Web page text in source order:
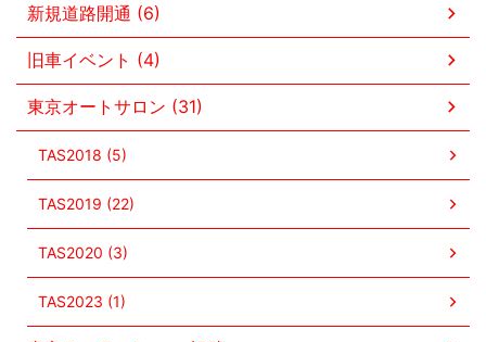
新規道路開通 (6)
旧車イベント (4)
東京オートサロン (31)
TAS2018 (5)
TAS2019 (22)
TAS2020 (3)
TAS2023 (1)